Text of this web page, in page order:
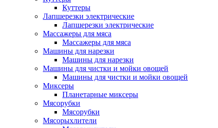
Куттеры
Лапшерезки электрические
Лапшерезки электрические
Массажеры для мяса
Массажеры для мяса
Машины для нарезки
Машины для нарезки
Машины для чистки и мойки овощей
Машины для чистки и мойки овощей
Миксеры
Планетарные миксеры
Мясорубки
Мясорубки
Мясорыхлители